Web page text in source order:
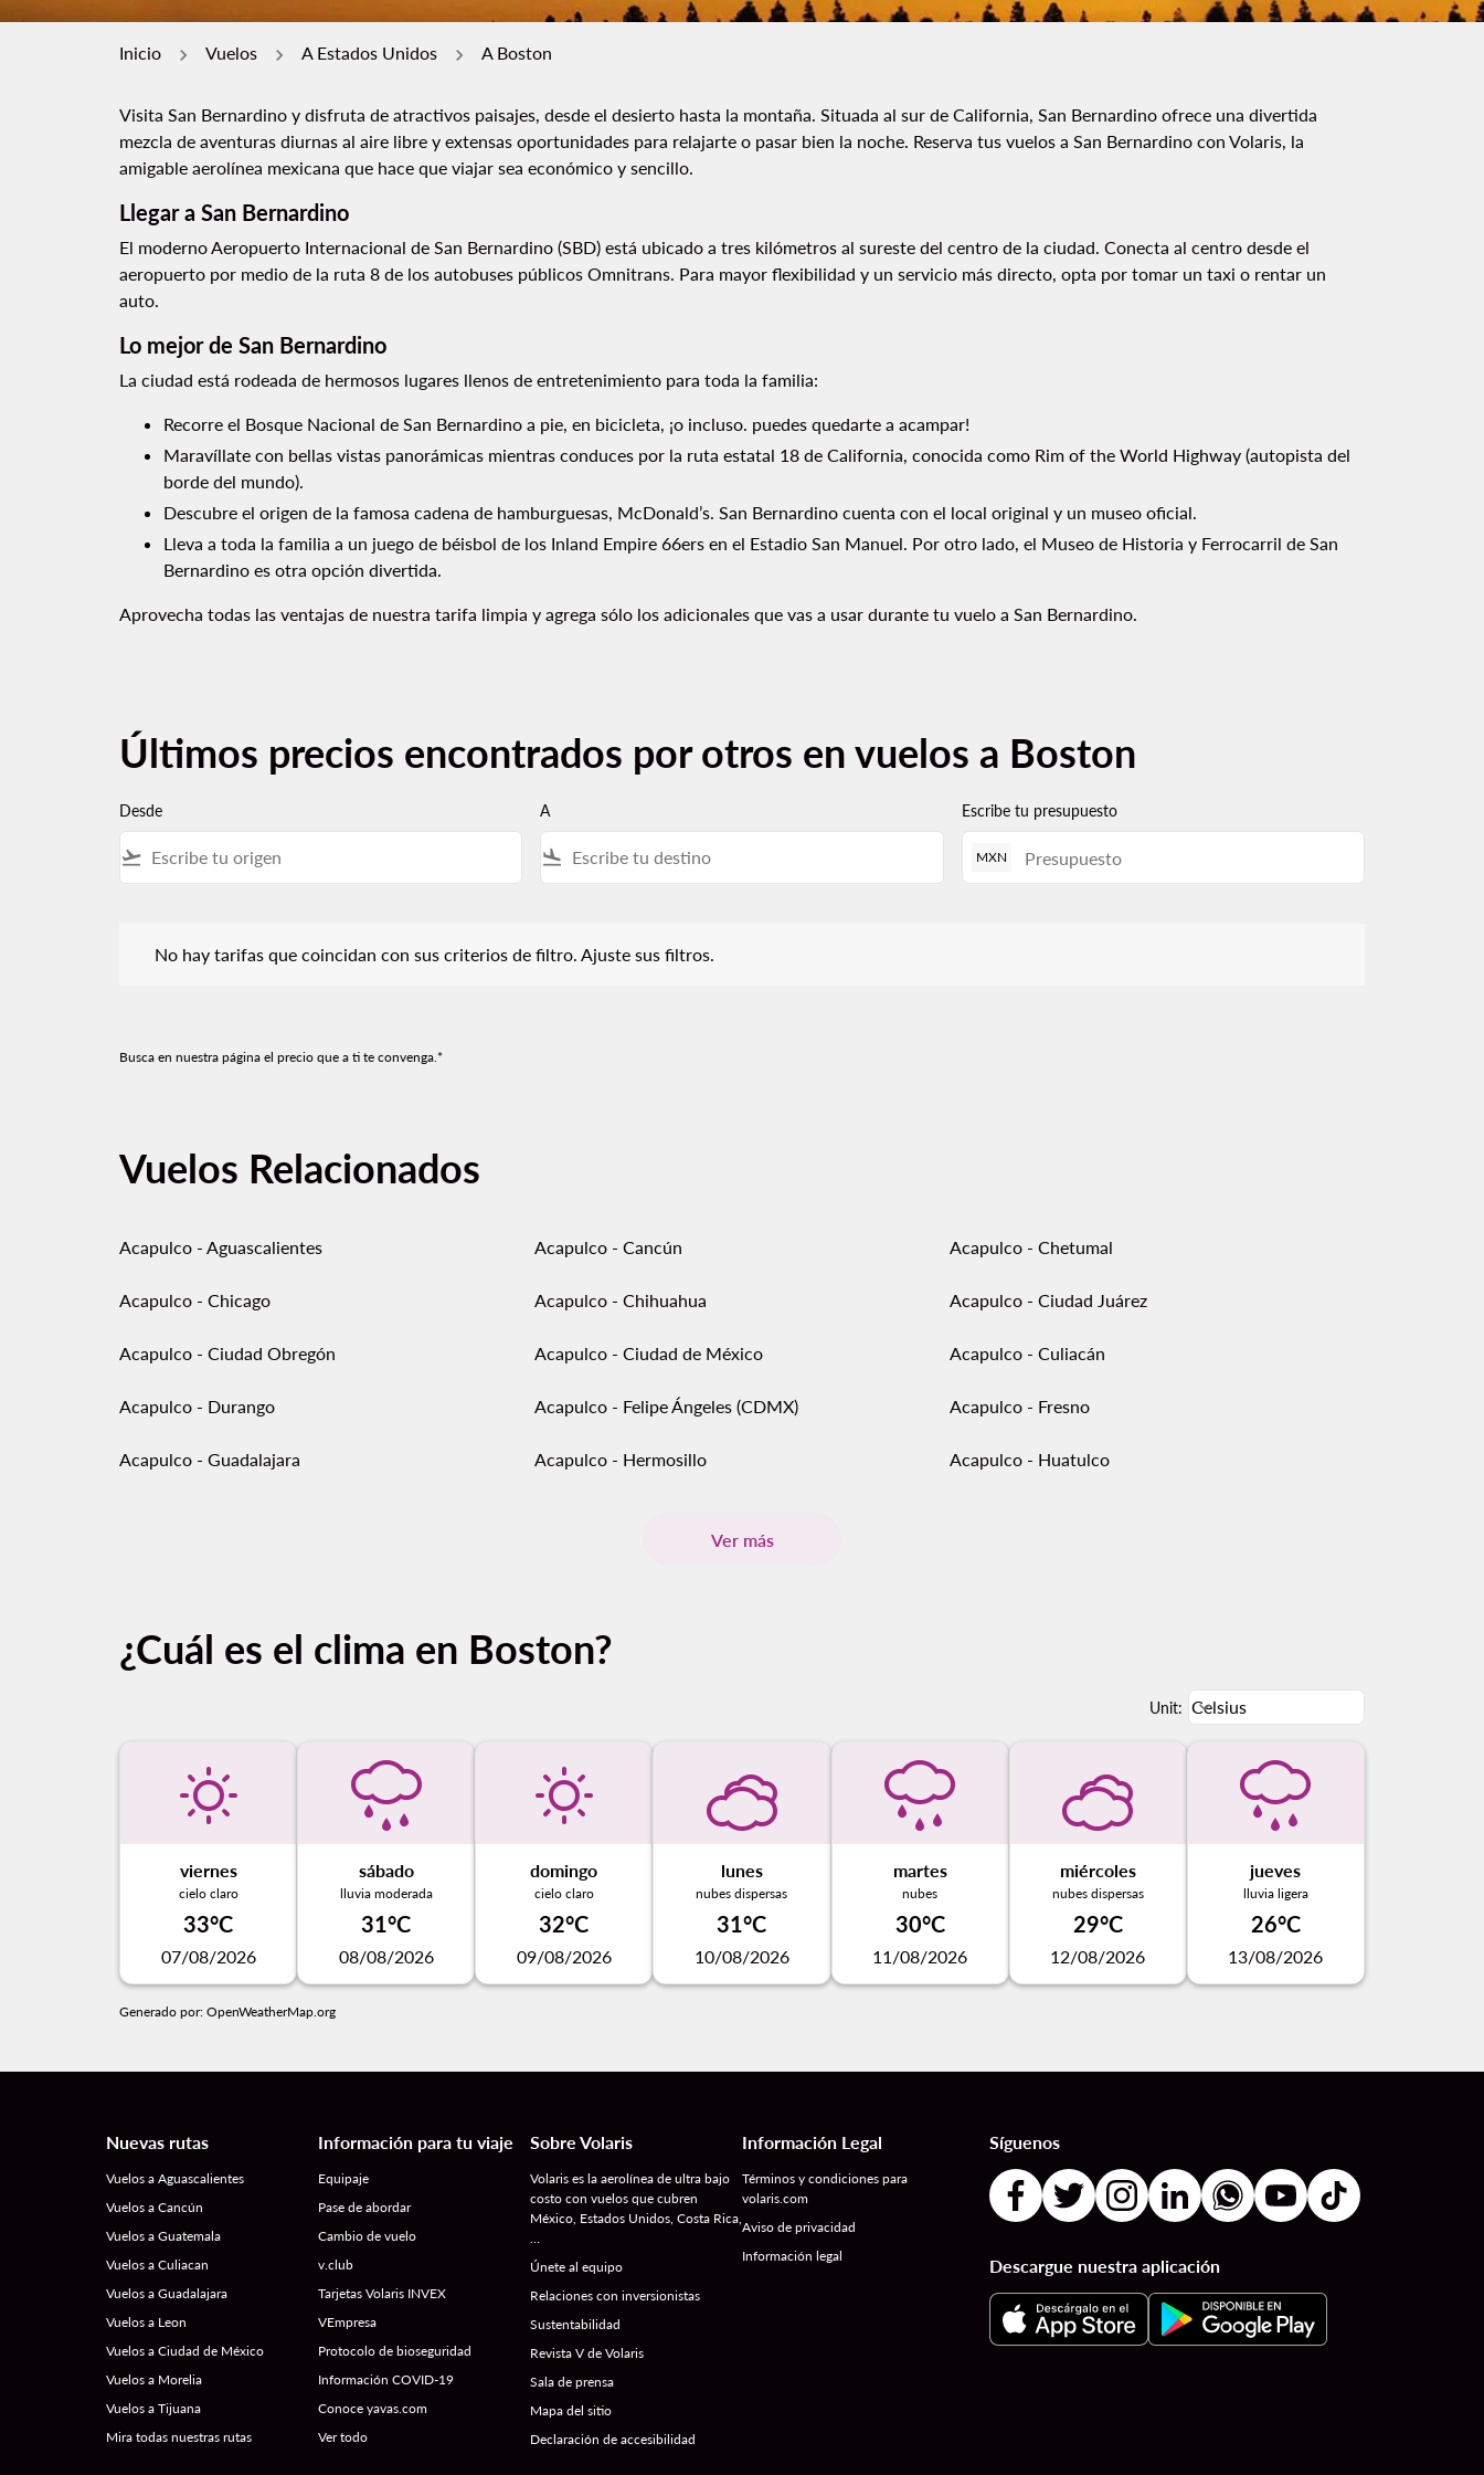
Inicio Vuelos A Estados Unidos A Boston
Visita San Bernardino y disfruta de atractivos paisajes, desde el desierto hasta la montaña. Situada al sur de California, San Bernardino ofrece una divertida
mezcla de aventuras diurnas al aire libre y extensas oportunidades para relajarte o pasar bien la noche. Reserva tus vuelos a San Bernardino con Volaris, la
amigable aerolínea mexicana que hace que viajar sea económico y sencillo.
Llegar a San Bernardino
El moderno Aeropuerto Internacional de San Bernardino (SBD) está ubicado a tres kilómetros al sureste del centro de la ciudad. Conecta al centro desde el
aeropuerto por medio de la ruta 8 de los autobuses públicos Omnitrans. Para mayor flexibilidad y un servicio más directo, opta por tomar un taxi o rentar un
auto.
Lo mejor de San Bernardino
La ciudad está rodeada de hermosos lugares llenos de entretenimiento para toda la familia:
Recorre el Bosque Nacional de San Bernardino a pie, en bicicleta, ¡o incluso. puedes quedarte a acampar!
Maravíllate con bellas vistas panorámicas mientras conduces por la ruta estatal 18 de California, conocida como Rim of the World Highway (autopista del
borde del mundo).
Descubre el origen de la famosa cadena de hamburguesas, McDonald’s. San Bernardino cuenta con el local original y un museo oficial.
Lleva a toda la familia a un juego de béisbol de los Inland Empire 66ers en el Estadio San Manuel. Por otro lado, el Museo de Historia y Ferrocarril de San
Bernardino es otra opción divertida.
Aprovecha todas las ventajas de nuestra tarifa limpia y agrega sólo los adicionales que vas a usar durante tu vuelo a San Bernardino.
Últimos precios encontrados por otros en vuelos a Boston
Desde
flight_takeoff
A
flight_land
Escribe tu presupuesto
MXN
No hay tarifas que coincidan con sus criterios de filtro. Ajuste sus filtros.
Busca en nuestra página el precio que a ti te convenga.*
Vuelos Relacionados
Acapulco - Aguascalientes Acapulco - Cancún Acapulco - Chetumal
Acapulco - Chicago Acapulco - Chihuahua Acapulco - Ciudad Juárez
Acapulco - Ciudad Obregón Acapulco - Ciudad de México Acapulco - Culiacán
Acapulco - Durango Acapulco - Felipe Ángeles (CDMX) Acapulco - Fresno
Acapulco - Guadalajara Acapulco - Hermosillo Acapulco - Huatulco
Ver más
¿Cuál es el clima en Boston?
Unit: Weather unit option Celsius
Celsius
keyboard_arrow_down
viernes
cielo claro
33°C
07/08/2026
sábado
lluvia moderada
31°C
08/08/2026
domingo
cielo claro
32°C
09/08/2026
lunes
nubes dispersas
31°C
10/08/2026
martes
nubes
30°C
11/08/2026
miércoles
nubes dispersas
29°C
12/08/2026
jueves
lluvia ligera
26°C
13/08/2026
Generado por: OpenWeatherMap.org
Nuevas rutas
Vuelos a Aguascalientes
Vuelos a Cancún
Vuelos a Guatemala
Vuelos a Culiacan
Vuelos a Guadalajara
Vuelos a Leon
Vuelos a Ciudad de México
Vuelos a Morelia
Vuelos a Tijuana
Mira todas nuestras rutas
Información para tu viaje
Equipaje
Pase de abordar
Cambio de vuelo
v.club
Tarjetas Volaris INVEX
VEmpresa
Protocolo de bioseguridad
Información COVID-19
Conoce yavas.com
Ver todo
Sobre Volaris
Volaris es la aerolínea de ultra bajo
costo con vuelos que cubren
México, Estados Unidos, Costa Rica,
…
Únete al equipo
Relaciones con inversionistas
Sustentabilidad
Revista V de Volaris
Sala de prensa
Mapa del sitio
Declaración de accesibilidad
Información Legal
Términos y condiciones para
volaris.com
Aviso de privacidad
Información legal
Síguenos
Descargue nuestra aplicación